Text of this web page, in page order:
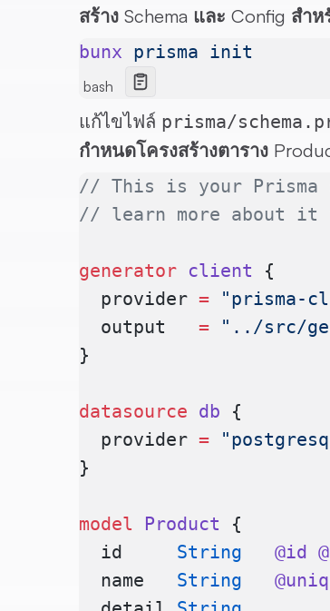
สร้าง Schema และ Config สำห
bunx prisma init
bash
แก้ไขไฟล์ prisma/
กำหนดโครงสร้างตาราง
// This is your Prisma
// learn more about it
generator client {
  provider
= "prisma-
  output
= "../src/
}
datasource db {
  provider
=
}
model Product {
  id
String
   @id
  name
String